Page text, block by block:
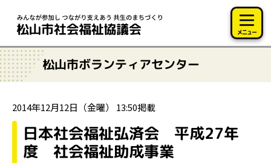
メニュー
松山市ボランティアセンター
2014年12月12日（金曜） 13:50掲載
日本社会福祉弘済会 平成27年
度 社会福祉助成事業